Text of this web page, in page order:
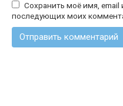
Сохранить моё имя, email
последующих моих